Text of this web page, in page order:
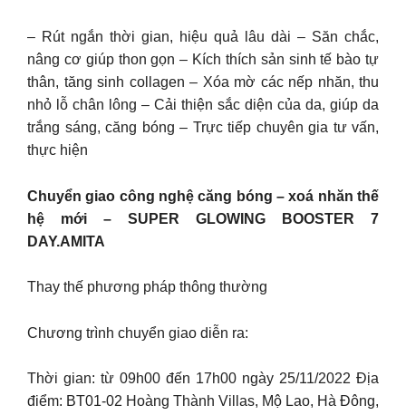
– Rút ngắn thời gian, hiệu quả lâu dài – Săn chắc,
nâng cơ giúp thon gọn – Kích thích sản sinh tế bào tự
thân, tăng sinh collagen – Xóa mờ các nếp nhăn, thu
nhỏ lỗ chân lông – Cải thiện sắc diện của da, giúp da
trắng sáng, căng bóng – Trực tiếp chuyên gia tư vấn,
thực hiện
Chuyển giao công nghệ căng bóng – xoá nhăn thế
hệ mới – SUPER GLOWING BOOSTER 7
DAY.AMITA
Thay thế phương pháp thông thường
Chương trình chuyển giao diễn ra:
Thời gian: từ 09h00 đến 17h00 ngày 25/11/2022 Địa
điểm: BT01-02 Hoàng Thành Villas, Mộ Lao, Hà Đông,